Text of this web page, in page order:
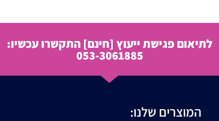
לתיאום פגישת ייעוץ [חינם] התקשרו עכשיו:
053-3061885
המוצרים שלנו: